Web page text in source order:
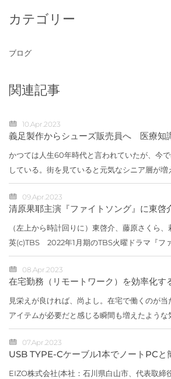
カテゴリー
ブログ
関連記事
10.Apr.2023
義足製作からシューズ販売員へ 医療知
かつては人生60年時代と言われていたが、今
している。街を見ていると元気なシニア層が増
と足腰の強さが寿命にも直結してくるらしい
きにくい...
09.Apr.2023
清原果耶主演『ファイトソング』に東啓
（左上から時計回りに）東啓介、藤原さくら
英(c)TBS 2022年1月期のTBS火曜ドラマ『フ
介、藤原さくら、若林時英、窪塚愛流、莉子
た。【写真】...
08.Apr.2023
在宅勤務（リモートワーク）を効率化す
見栄えが良ければ、尚よし。在宅で働くのが
アイテムが必要だと感じる瞬間も増えたような
ざまなガジェットを徹底比較してオススメを
気の米国...
07.Apr.2023
USB TYPE-Cケーブル1本でノートPCと
EIZO株式会社(本社：石川県白山市、代表取締